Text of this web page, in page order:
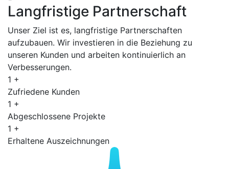
Langfristige Partnerschaft
Unser Ziel ist es, langfristige Partnerschaften
aufzubauen. Wir investieren in die Beziehung zu
unseren Kunden und arbeiten kontinuierlich an
Verbesserungen.
1 +
Zufriedene Kunden
1 +
Abgeschlossene Projekte
1 +
Erhaltene Auszeichnungen